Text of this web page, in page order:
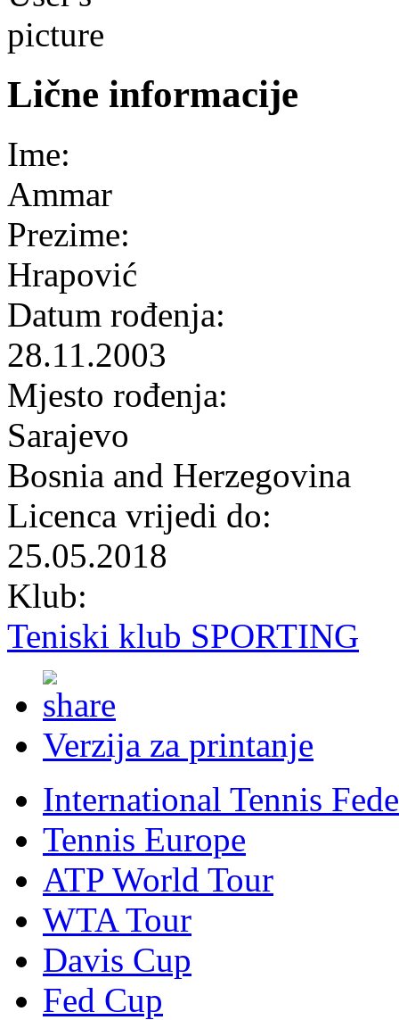
Lične informacije
Ime:
Ammar
Prezime:
Hrapović
Datum rođenja:
28.11.2003
Mjesto rođenja:
Sarajevo
Bosnia and Herzegovina
Licenca vrijedi do:
25.05.2018
Klub:
Teniski klub SPORTING
Verzija za printanje
International Tennis
Tennis Europe
ATP World Tour
WTA Tour
Davis Cup
Fed Cup